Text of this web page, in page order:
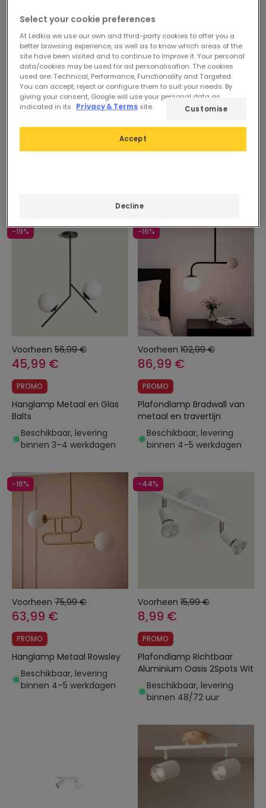
binnen 48/72 uur
-19%
Voorheen 56,99 €
45,99 €
PROMO
Hanglamp Metaal en Glas
Balts
Beschikbaar, levering
binnen 3–4 werkdagen
-16%
Voorheen 102,99 €
86,99 €
PROMO
Plafondlamp Bradwall van
metaal en travertijn
Beschikbaar, levering
binnen 4–5 werkdagen
-16%
Voorheen 75,99 €
63,99 €
PROMO
Hanglamp Metaal Rowsley
Beschikbaar, levering
binnen 4–5 werkdagen
-44%
Voorheen 15,99 €
8,99 €
PROMO
Plafondlamp Richtbaar
Aluminium Oasis 2Spots Wit
Beschikbaar, levering
binnen 48/72 uur
Select your cookie preferences
At Ledkia we use our own and third-party cookies to offer you a
better browsing experience, as well as to know which areas of the
site have been visited and to continue to improve it. Your personal
data/cookies may be used for ad personalisation. The cookies
used are: Technical, Performance, Functionality and Targeted.
You can accept, reject or configure them to suit your needs. By
giving your consent, Google will use your personal data as
indicated in its
Privacy & Terms site.
Decline
Accept
Customise